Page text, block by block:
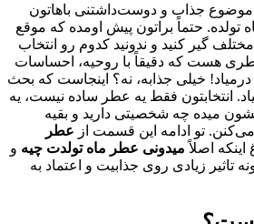
موضوع جذاب و دوست‌داشتنی باهاتون
حتماً براتون پیش اومده که موقع
گیر کنید و ندونید کدوم رو انتخاب
هست که دقیقاً با روحیه، احساسات
خیلی جذابه، نه؟ اینجاست که بحث
انتخابتون فقط یه عطر ساده نیست، یه
میده چه شخصیتی دارید و بقیه
تو ادامه این قسمت از عطر
اینکه اصلاًمیدونی عطر ماه تولدت چیه و
تاثیر زیادی روی جذابیت و اعتماد به